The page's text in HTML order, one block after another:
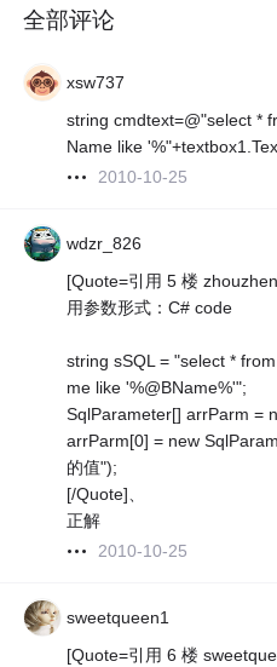
全部评论
xsw737
string cmdtext=@"select *
Name like
2010-10-25
wdzr_826
[Quote=引用 5 楼
用参数形式：C# code
string sSQL = "select *
me like '%@BName%'";
SqlParameter[] arrParm =
arrParm[0] = new
的值");
[/Quote]、
正解
2010-10-25
sweetqueen1
[Quote=引用 6 楼